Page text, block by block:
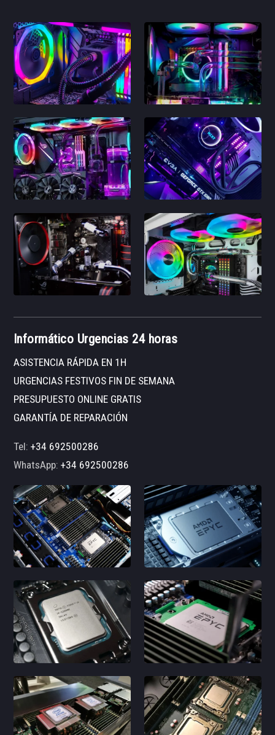
Informático Urgencias 24 horas
ASISTENCIA RÁPIDA EN 1H
URGENCIAS FESTIVOS FIN DE SEMANA
PRESUPUESTO ONLINE GRATIS
GARANTÍA DE REPARACIÓN
Tel:+34 692500286
WhatsApp:+34 692500286